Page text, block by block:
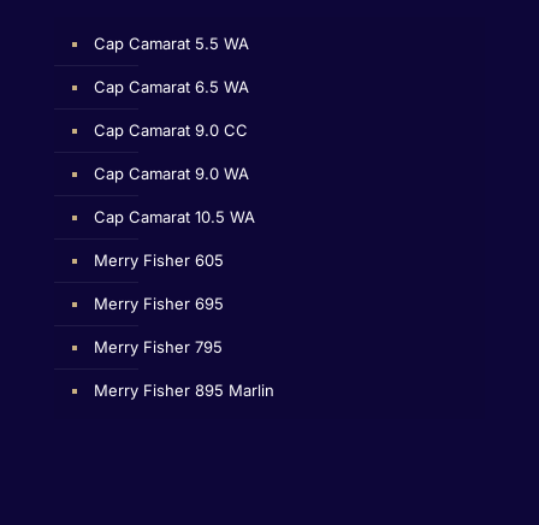
Cap Camarat 5.5 WA
Cap Camarat 6.5 WA
Cap Camarat 9.0 CC
Cap Camarat 9.0 WA
Cap Camarat 10.5 WA
Merry Fisher 605
Merry Fisher 695
Merry Fisher 795
Merry Fisher 895 Marlin